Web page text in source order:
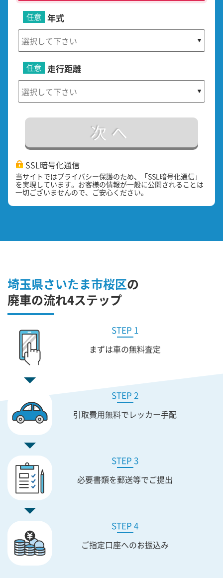
年式
任意
走行距離
任意
次へ
SSL暗号化通信
当サイトではプライバシー保護のため、「SSL暗号化通信」
を実現しています。お客様の情報が一般に公開されることは
一切ございませんので、ご安心ください。
埼玉県さいたま市桜区の
廃車の流れ4ステップ
STEP 1
まずは車の無料査定
STEP 2
引取費用無料でレッカー手配
STEP 3
必要書類を郵送等でご提出
STEP 4
ご指定口座へのお振込み